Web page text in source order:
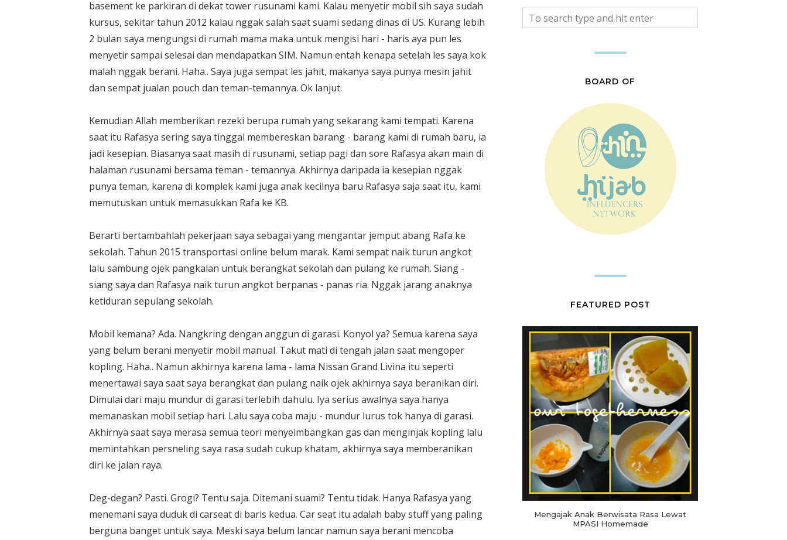
basement ke parkiran di dekat tower rusunami kami. Kalau menyetir mobil sih saya sudah
kursus, sekitar tahun 2012 kalau nggak salah saat suami sedang dinas di US. Kurang lebih
2 bulan saya mengungsi di rumah mama maka untuk mengisi hari - haris aya pun les
menyetir sampai selesai dan mendapatkan SIM. Namun entah kenapa setelah les saya kok
malah nggak berani. Haha.. Saya juga sempat les jahit, makanya saya punya mesin jahit
dan sempat jualan pouch dan teman-temannya. Ok lanjut.
Kemudian Allah memberikan rezeki berupa rumah yang sekarang kami tempati. Karena
saat itu Rafasya sering saya tinggal membereskan barang - barang kami di rumah baru, ia
jadi kesepian. Biasanya saat masih di rusunami, setiap pagi dan sore Rafasya akan main di
halaman rusunami bersama teman - temannya. Akhirnya daripada ia kesepian nggak
punya teman, karena di komplek kami juga anak kecilnya baru Rafasya saja saat itu, kami
memutuskan untuk memasukkan Rafa ke KB.
Berarti bertambahlah pekerjaan saya sebagai yang mengantar jemput abang Rafa ke
sekolah. Tahun 2015 transportasi online belum marak. Kami sempat naik turun angkot
lalu sambung ojek pangkalan untuk berangkat sekolah dan pulang ke rumah. Siang -
siang saya dan Rafasya naik turun angkot berpanas - panas ria. Nggak jarang anaknya
ketiduran sepulang sekolah.
Mobil kemana? Ada. Nangkring dengan anggun di garasi. Konyol ya? Semua karena saya
yang belum berani menyetir mobil manual. Takut mati di tengah jalan saat mengoper
kopling. Haha.. Namun akhirnya karena lama - lama Nissan Grand Livina itu seperti
menertawai saya saat saya berangkat dan pulang naik ojek akhirnya saya beranikan diri.
Dimulai dari maju mundur di garasi terlebih dahulu. Iya serius awalnya saya hanya
memanaskan mobil setiap hari. Lalu saya coba maju - mundur lurus tok hanya di garasi.
Akhirnya saat saya merasa semua teori menyeimbangkan gas dan menginjak kopling lalu
memintahkan persneling saya rasa sudah cukup khatam, akhirnya saya memberanikan
diri ke jalan raya.
Deg-degan? Pasti. Grogi? Tentu saja. Ditemani suami? Tentu tidak. Hanya Rafasya yang
menemani saya duduk di carseat di baris kedua. Car seat itu adalah baby stuff yang paling
berguna banget untuk saya. Meski saya belum lancar namun saya berani mencoba
BOARD OF
FEATURED POST
Mengajak Anak Berwisata Rasa Lewat
MPASI Homemade